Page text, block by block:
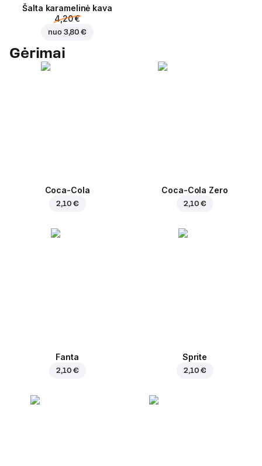
Šalta karamelinė kava
4,20 €
nuo 3,80 €
Gėrimai
Coca-Cola
2,10 €
Coca-Cola Zero
2,10 €
Fanta
2,10 €
Sprite
2,10 €